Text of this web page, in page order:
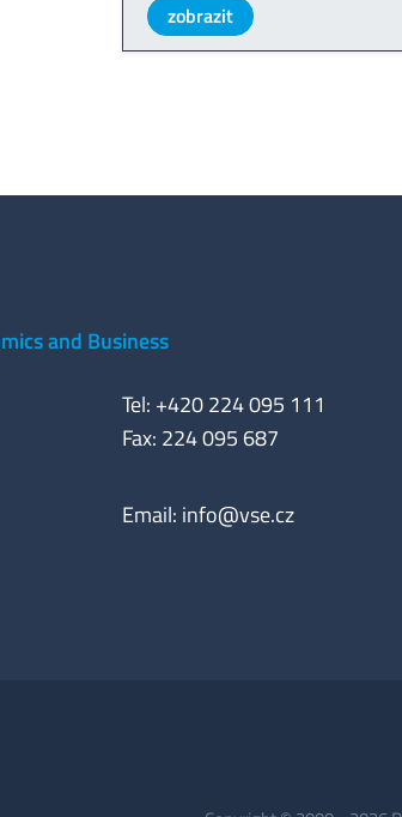
zobrazit
and Business
Tel: +420 224 095 111
Fax: 224 095 687
Email: info@vse.cz